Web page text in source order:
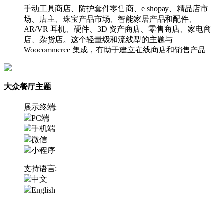
手动工具商店、防护套件零售商、e shopay、精品店市
场、店主、珠宝产品市场、智能家居产品和配件、
AR/VR 耳机、硬件、3D 资产商店、零售商店、家电商
店、杂货店。这个轻量级和流线型的主题与
Woocommerce 集成，有助于建立在线商店和销售产品
大众餐厅主题
展示终端:
PC端
手机端
微信
小程序
支持语言:
中文
English